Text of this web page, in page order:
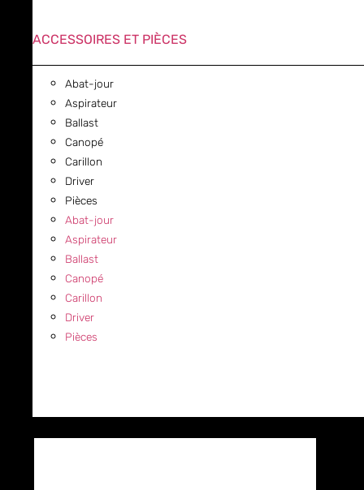
ACCESSOIRES ET PIÈCES
Abat-jour
Aspirateur
Ballast
Canopé
Carillon
Driver
Pièces
Abat-jour
Aspirateur
Ballast
Canopé
Carillon
Driver
Pièces